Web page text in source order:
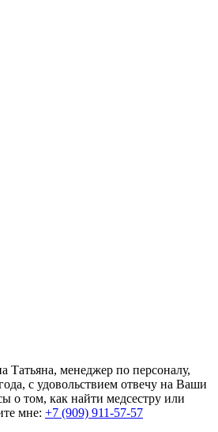
Татьяна, менеджер по персоналу,
с удовольствием отвечу на Ваши
о том, как найти медсестру или
мне: +7 (909) 911-57-57